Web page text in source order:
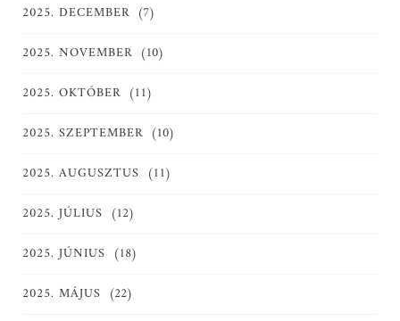
2025. DECEMBER (7)
2025. NOVEMBER (10)
2025. OKTÓBER (11)
2025. SZEPTEMBER (10)
2025. AUGUSZTUS (11)
2025. JÚLIUS (12)
2025. JÚNIUS (18)
2025. MÁJUS (22)